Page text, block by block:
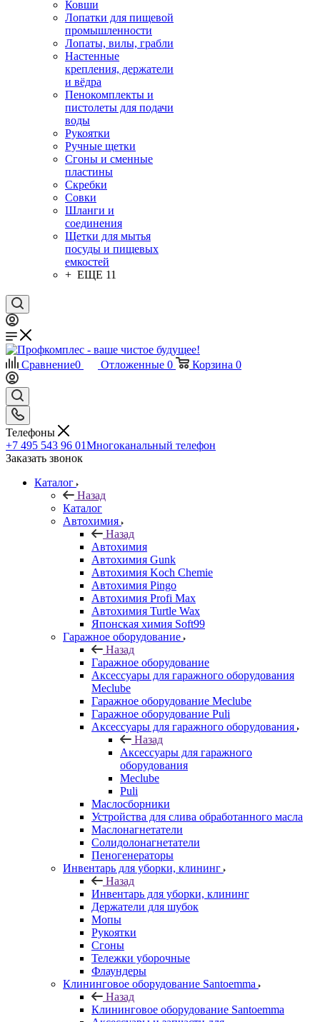
Ковши
Лопатки для пищевой
промышленности
Лопаты, вилы, грабли
Настенные
крепления, держатели
и вёдра
Пенокомплекты и
пистолеты для подачи
воды
Рукоятки
Ручные щетки
Сгоны и сменные
пластины
Скребки
Совки
Шланги и
соединения
Щетки для мытья
посуды и пищевых
емкостей
+ ЕЩЕ 11
Сравнение0 Отложенные 0 Корзина 0
Телефоны
+7 495 543 96 01Многоканальный телефон
Заказать звонок
Каталог
Назад
Каталог
Автохимия
Назад
Автохимия
Автохимия Gunk
Автохимия Koch Chemie
Автохимия Pingo
Автохимия Profi Max
Автохимия Turtle Wax
Японская химия Soft99
Гаражное оборудование
Назад
Гаражное оборудование
Аксессуары для гаражного оборудования
Meclube
Гаражное оборудование Meclube
Гаражное оборудование Puli
Аксессуары для гаражного оборудования
Назад
Аксессуары для гаражного
оборудования
Meclube
Puli
Маслосборники
Устройства для слива обработанного масла
Маслонагнетатели
Солидолонагнетатели
Пеногенераторы
Инвентарь для уборки, клининг
Назад
Инвентарь для уборки, клининг
Держатели для шубок
Мопы
Рукоятки
Сгоны
Тележки уборочные
Флаундеры
Клининговое оборудование Santoemma
Назад
Клининговое оборудование Santoemma